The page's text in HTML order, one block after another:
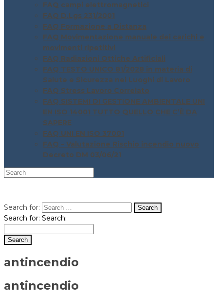
FAQ campi elettromagnetici
FAQ D.Lgs 231/2001
FAQ Formazione a Distanza
FAQ Movimentazione manuale dei carichi e
movimenti ripetitivi
FAQ Radiazioni Ottiche Artificiali
FAQ TESTO UNICO 81/2028 in materia di
Salute e Sicurezza nei Luoghi di Lavoro
FAQ Stress Lavoro Correlato
FAQ SISTEMI DI GESTIONE AMBIENTALE UNI
EN ISO 14001 TUTTO QUELLO CHE C’È DA
SAPERE
FAQ UNI EN ISO 37001
FAQ – Valutazione Rischio incendio nuovo
Decreto DM 03/06/21
Search for:
Search for: Search:
antincendio
antincendio